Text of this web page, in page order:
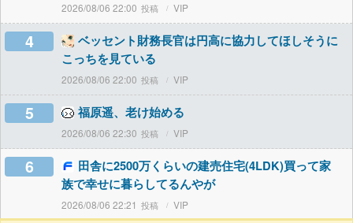
2026/08/06 22:00 VIP
4
ベッセント財務長官は円高に協力してほしそうに
こっちを見ている
2026/08/06 22:00 VIP
5 福原遥、老け始める
2026/08/06 22:30 VIP
6
田舎に2500万くらいの建売住宅(4LDK)買って家
族で幸せに暮らしてるんやが
2026/08/06 22:21 VIP